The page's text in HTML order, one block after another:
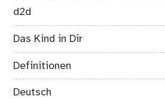
d2d
Das Kind in Dir
Definitionen
Deutsch